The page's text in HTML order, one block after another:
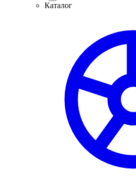
Каталог